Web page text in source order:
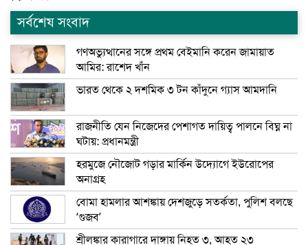
সর্বশেষ সংবাদ
গণঅভ্যুত্থানের সঙ্গে প্রথম বেইমানি করেন জামায়াত
আমির: রাশেদ খাঁন
ভারত থেকে ২ দশমিক ৩ টন কাঁদুনে গ্যাস আমদানি
রাজনীতি যেন নিজেদের পেশাগত দায়িত্ব পালনে বিঘ্ন না
ঘটায়: প্রধানমন্ত্রী
হরমুজে নৌজোট গড়ার মার্কিন উদ্যোগে ইউরোপের
অনাগ্রহ
বোমা হামলার আশঙ্কায় দেশজুড়ে সতর্কতা, পুলিশ বলছে
‘গুজব’
শ্রীলঙ্কার কারাগারে দাঙ্গায় নিহত ৩, আহত ২৩